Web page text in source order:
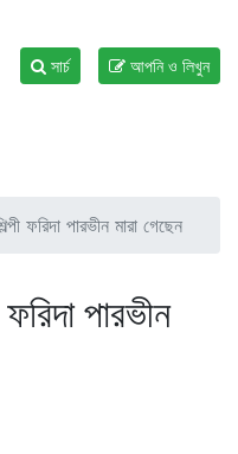
আপনি ও লিখুন
সার্চ
ফরিদা পারভীন মারা গেছেন
পারভীন